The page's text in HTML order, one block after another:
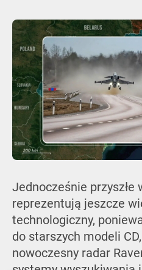
Jednocześnie przyszłe
reprezentują jeszcze
technologiczny,
do starszych modeli
nowoczesny radar